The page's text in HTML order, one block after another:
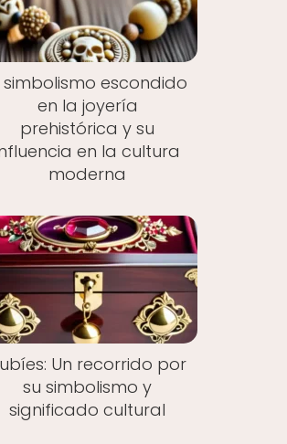
simbolismo escondido
en la joyería
prehistórica y su
en la cultura
moderna
Un recorrido por
su simbolismo y
significado cultural